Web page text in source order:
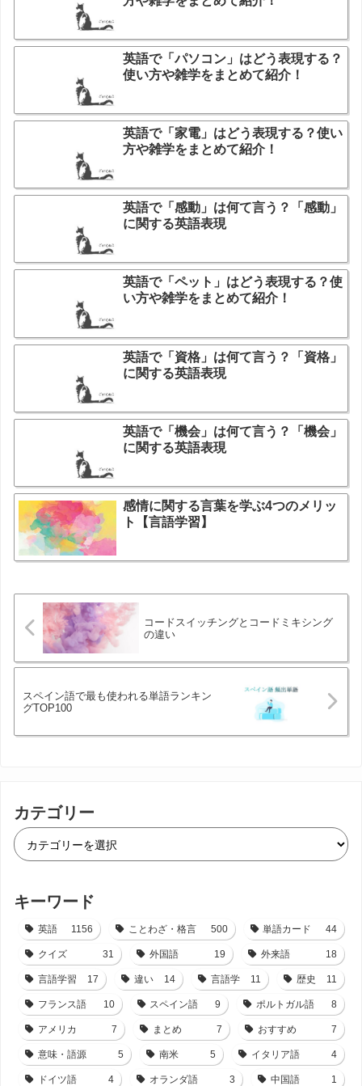
英語で「パソコン」はどう表現する？
使い方や雑学をまとめて紹介！
英語で「家電」はどう表現する？使い
方や雑学をまとめて紹介！
英語で「感動」は何て言う？「感動」
に関する英語表現
英語で「ペット」はどう表現する？使
い方や雑学をまとめて紹介！
英語で「資格」は何て言う？「資格」
に関する英語表現
英語で「機会」は何て言う？「機会」
に関する英語表現
感情に関する言葉を学ぶ4つのメリッ
ト【言語学習】
コードスイッチングとコードミキシング
の違い
スペイン語で最も使われる単語ランキン
グTOP100
カテゴリー
キーワード
英語 1156 ことわざ・格言 500 単語カード 44
クイズ 31 外国語 19 外来語 18
言語学習 17 違い 14 言語学 11 歴史 11
フランス語 10 スペイン語 9 ポルトガル語 8
アメリカ 7 まとめ 7 おすすめ 7
意味・語源 5 南米 5 イタリア語 4
ドイツ語 4 オランダ語 3 中国語 1